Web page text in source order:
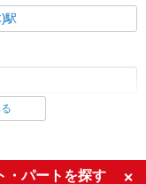
駅
・パートを探す